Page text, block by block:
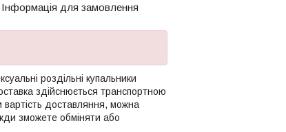
Інформація для замовлення
роздільні купальники
здійснюється транспортною
вартість доставляння, можна
зможете обміняти або